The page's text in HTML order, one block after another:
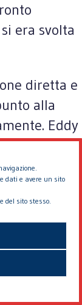
dati e avere un sito
del sito stesso.
era svolta
diretta e
alla
Eddy
dove
sinistra,
Claudio
e sud”, “Il